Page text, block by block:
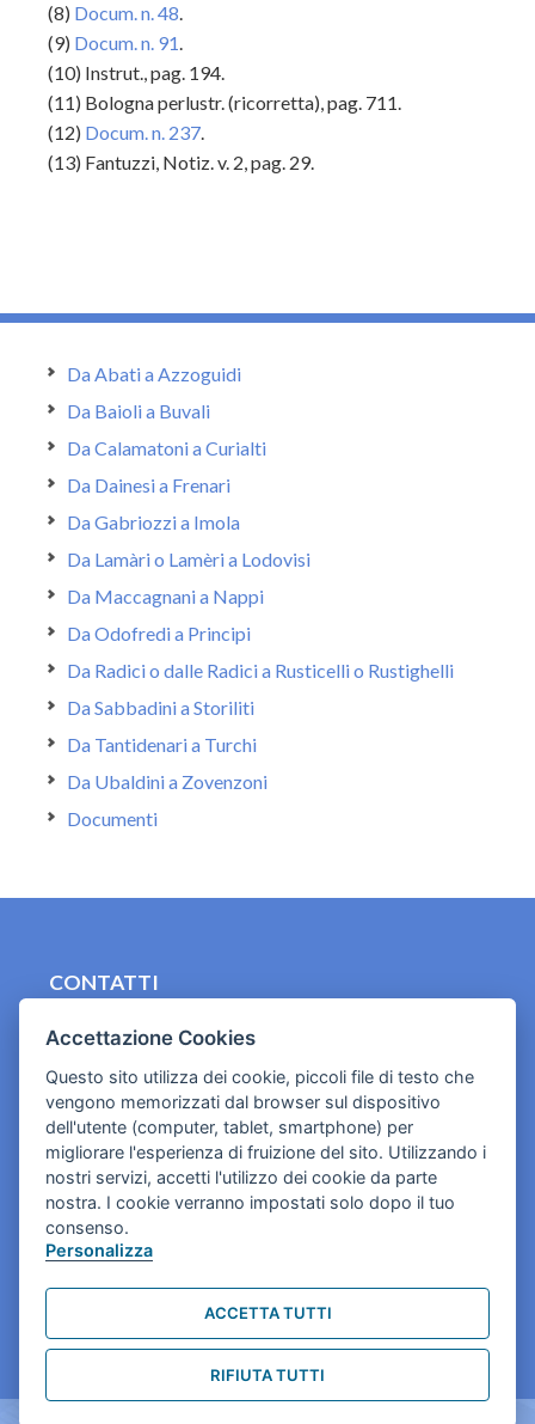
(8) Docum. n. 48.
(9) Docum. n. 91.
(10) Instrut., pag. 194.
(11) Bologna perlustr. (ricorretta), pag. 711.
(12) Docum. n. 237.
(13) Fantuzzi, Notiz. v. 2, pag. 29.
Da Abati a Azzoguidi
Da Baioli a Buvali
Da Calamatoni a Curialti
Da Dainesi a Frenari
Da Gabriozzi a Imola
Da Lamàri o Lamèri a Lodovisi
Da Maccagnani a Nappi
Da Odofredi a Principi
Da Radici o dalle Radici a Rusticelli o Rustighelli
Da Sabbadini a Storiliti
Da Tantidenari a Turchi
Da Ubaldini a Zovenzoni
Documenti
CONTATTI
Cookies e informativa privacy
Accettazione Cookies
Questo sito utilizza dei cookie, piccoli file di testo che
vengono memorizzati dal browser sul dispositivo
dell'utente (computer, tablet, smartphone) per
migliorare l'esperienza di fruizione del sito. Utilizzando i
nostri servizi, accetti l'utilizzo dei cookie da parte
nostra. I cookie verranno impostati solo dopo il tuo
consenso.
Personalizza
ACCETTA TUTTI
RIFIUTA TUTTI